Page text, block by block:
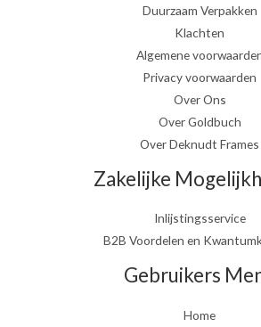
Duurzaam Verpakken
Klachten
Algemene
Privacy voorwaarden
Over Ons
Over Goldbuch
Over Deknudt Frames
Zakelijke
Inlijstingsservice
B2B Voordelen en
Gebruikers
Home